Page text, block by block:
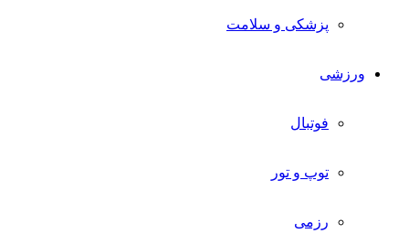
پزشکی و سلامت
ورزشی
فوتبال
توپ و تور
رزمی